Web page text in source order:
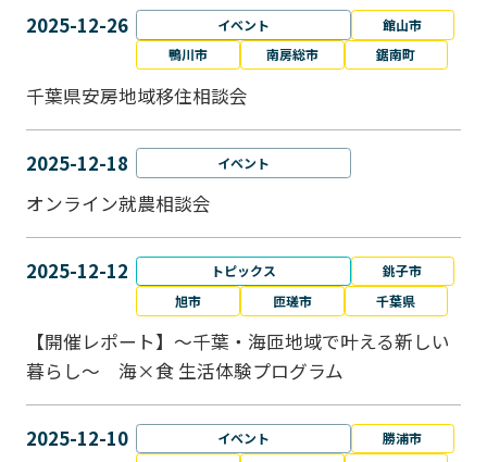
2025-12-26 イベント
館山市
鴨川市
南房総市 鋸南町
千葉県安房地域移住相談会
2025-12-18 イベント
オンライン就農相談会
2025-12-12 トピックス
銚子市
旭市
匝瑳市 千葉県
【開催レポート】～千葉・海匝地域で叶える新しい
暮らし～ 海×食 生活体験プログラム
2025-12-10 イベント
勝浦市